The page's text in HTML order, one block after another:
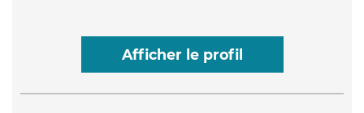
Afficher le profil